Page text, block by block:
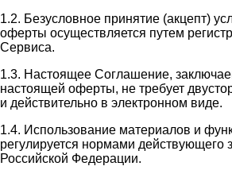
1.2. Безусловное принятие (акцепт)
оферты осуществляется путем
Сервиса.
1.3. Настоящее Соглашение,
настоящей оферты, не требует
и действительно в электронном виде.
1.4. Использование материалов и
регулируется нормами действующего
Российской Федерации.